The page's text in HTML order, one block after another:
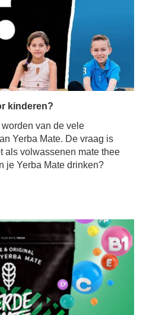
kinderen?
van de vele
Yerba Mate. De vraag is
als volwassenen mate thee
je Yerba Mate drinken?